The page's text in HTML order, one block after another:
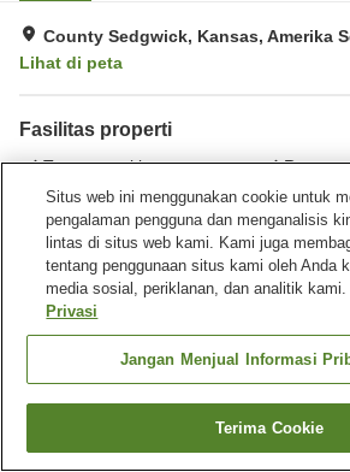
County Sedgwick, Kansas, Amerika
Lihat di peta
Fasilitas properti
Tempat parkir
Benar-benar bebas rokok
Laundry
Beranda Amerika Serikat Kansas
Courtyard by Marriott Wichita At Old Town
Cari kamar
Situs web ini menggunakan cookie untuk
pengalaman pengguna dan menganalisis
lintas di situs web kami. Kami juga
tentang penggunaan situs kami oleh Anda
media sosial, periklanan, dan analitik kami.
Privasi
Jangan Menjual Informasi
Terima Cookie